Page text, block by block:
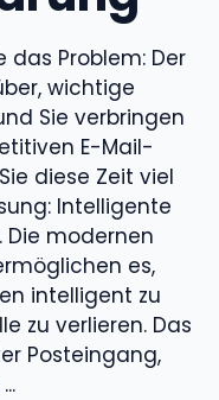
das Problem: Der
wichtige
Sie verbringen
E-Mail-
diese Zeit viel
Intelligente
modernen
es,
intelligent zu
zu verlieren. Das
Posteingang,